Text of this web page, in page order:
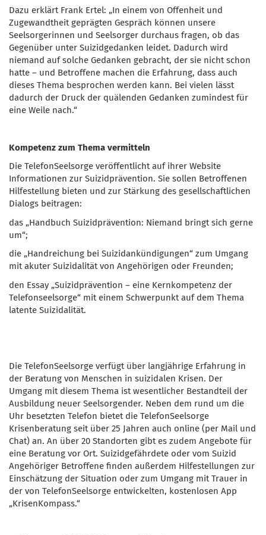
Dazu erklärt Frank Ertel: „In einem von Offenheit und
Zugewandtheit geprägten Gespräch können unsere
Seelsorgerinnen und Seelsorger durchaus fragen, ob das
Gegenüber unter Suizidgedanken leidet. Dadurch wird
niemand auf solche Gedanken gebracht, der sie nicht schon
hatte – und Betroffene machen die Erfahrung, dass auch
dieses Thema besprochen werden kann. Bei vielen lässt
dadurch der Druck der quälenden Gedanken zumindest für
eine Weile nach.“
Kompetenz zum Thema vermitteln
Die TelefonSeelsorge veröffentlicht auf ihrer Website
Informationen zur Suizidprävention. Sie sollen Betroffenen
Hilfestellung bieten und zur Stärkung des gesellschaftlichen
Dialogs beitragen:
das „Handbuch Suizidprävention: Niemand bringt sich gerne
um“;
die „Handreichung bei Suizidankündigungen“ zum Umgang
mit akuter Suizidalität von Angehörigen oder Freunden;
den Essay „Suizidprävention – eine Kernkompetenz der
Telefonseelsorge“ mit einem Schwerpunkt auf dem Thema
latente Suizidalität.
Die TelefonSeelsorge verfügt über langjährige Erfahrung in
der Beratung von Menschen in suizidalen Krisen. Der
Umgang mit diesem Thema ist wesentlicher Bestandteil der
Ausbildung neuer Seelsorgender. Neben dem rund um die
Uhr besetzten Telefon bietet die TelefonSeelsorge
Krisenberatung seit über 25 Jahren auch online (per Mail und
Chat) an. An über 20 Standorten gibt es zudem Angebote für
eine Beratung vor Ort. Suizidgefährdete oder vom Suizid
Angehöriger Betroffene finden außerdem Hilfestellungen zur
Einschätzung der Situation oder zum Umgang mit Trauer in
der von TelefonSeelsorge entwickelten, kostenlosen App
„KrisenKompass.“